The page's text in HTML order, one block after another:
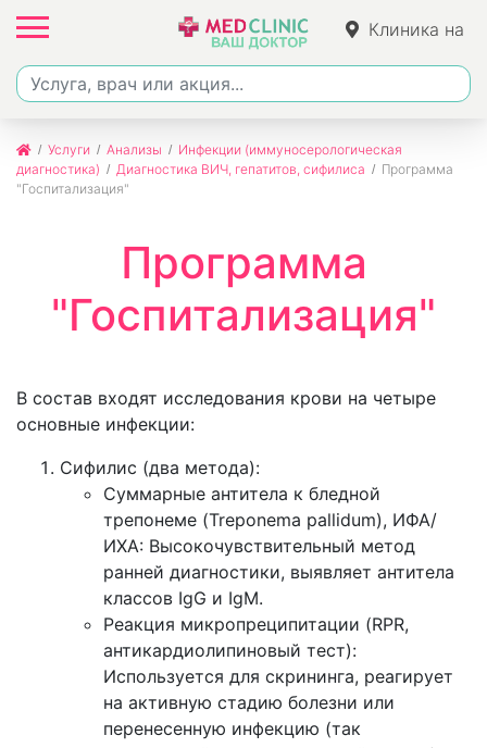
Клиника на
Ленина
Услуги Анализы
Инфекции (иммуносерологическая
диагностика)
Диагностика ВИЧ, гепатитов, сифилиса
Программа
"Госпитализация"
Программа
"Госпитализация"
В состав входят исследования крови на четыре
основные инфекции:
Сифилис (два метода):
Суммарные антитела к бледной
трепонеме (Treponema pallidum), ИФА/
ИХА: Высокочувствительный метод
ранней диагностики, выявляет антитела
классов IgG и IgM.
Реакция микропреципитации (RPR,
антикардиолипиновый тест):
Используется для скрининга, реагирует
на активную стадию болезни или
перенесенную инфекцию (так